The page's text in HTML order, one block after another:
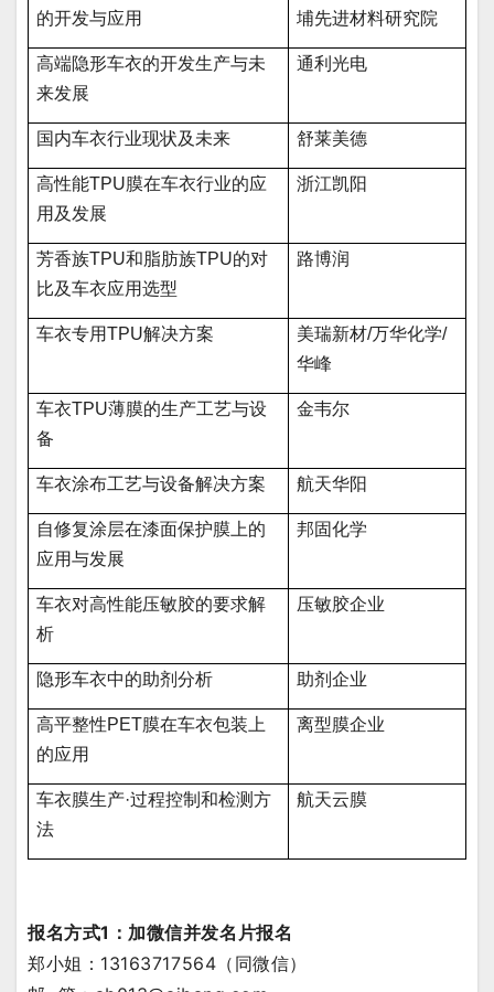
的开发与应用
埔先进材料研究院
高端隐形车衣的开发生产与未
来发展
通利光电
国内车衣行业现状及未来 舒莱美德
高性能TPU膜在车衣行业的应
用及发展
浙江凯阳
芳香族TPU和脂肪族TPU的对
比及车衣应用选型
路博润
车衣专用TPU解决方案
美瑞新材/万华化学/
华峰
车衣TPU薄膜的生产工艺与设
备
金韦尔
车衣涂布工艺与设备解决方案 航天华阳
自修复涂层在漆面保护膜上的
应用与发展
邦固化学
车衣对高性能压敏胶的要求解
析
压敏胶企业
隐形车衣中的助剂分析 助剂企业
高平整性PET膜在车衣包装上
的应用
离型膜企业
车衣膜生产·过程控制和检测方
法
航天云膜
报名方式1：加微信并发名片报名
郑小姐：13163717564（同微信）